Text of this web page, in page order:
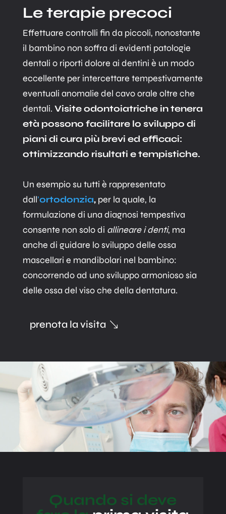
Le terapie precoci
Effettuare controlli fin da piccoli, nonostante
il bambino non soffra di evidenti patologie
dentali o riporti dolore ai dentini è un modo
eccellente per intercettare tempestivamente
eventuali anomalie del cavo orale oltre che
dentali. Visite odontoiatriche in tenera
età possono facilitare lo sviluppo di
piani di cura più brevi ed efficaci:
ottimizzando risultati e tempistiche.
Un esempio su tutti è rappresentato
dall’ortodonzia, per la quale, la
formulazione di una diagnosi tempestiva
consente non solo di allineare i denti, ma
anche di guidare lo sviluppo delle ossa
mascellari e mandibolari nel bambino:
concorrendo ad uno sviluppo armonioso sia
delle ossa del viso che della dentatura.
prenota la visita
Quando si deve